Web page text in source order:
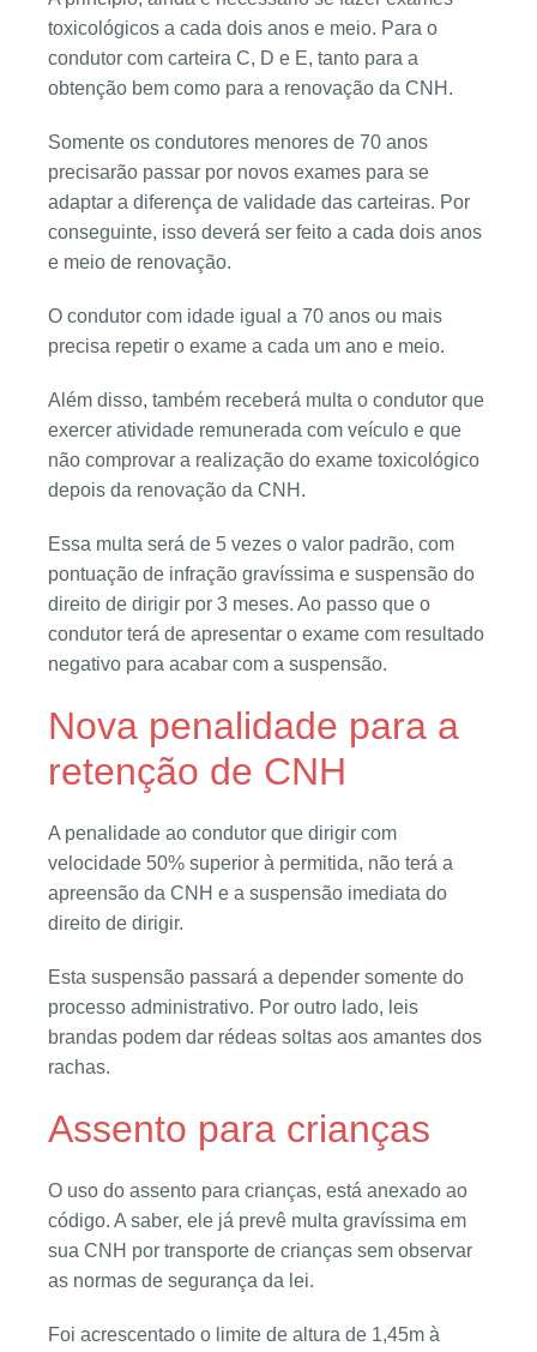
toxicológicos a cada dois anos e meio. Para o
condutor com carteira C, D e E, tanto para a
obtenção bem como para a renovação da CNH.
Somente os condutores menores de 70 anos
precisarão passar por novos exames para se
adaptar a diferença de validade das carteiras. Por
conseguinte, isso deverá ser feito a cada dois anos
e meio de renovação.
O condutor com idade igual a 70 anos ou mais
precisa repetir o exame a cada um ano e meio.
Além disso, também receberá multa o condutor que
exercer atividade remunerada com veículo e que
não comprovar a realização do exame toxicológico
depois da renovação da CNH.
Essa multa será de 5 vezes o valor padrão, com
pontuação de infração gravíssima e suspensão do
direito de dirigir por 3 meses. Ao passo que o
condutor terá de apresentar o exame com resultado
negativo para acabar com a suspensão.
Nova penalidade para a
retenção de CNH
A penalidade ao condutor que dirigir com
velocidade 50% superior à permitida, não terá a
apreensão da CNH e a suspensão imediata do
direito de dirigir.
Esta suspensão passará a depender somente do
processo administrativo. Por outro lado, leis
brandas podem dar rédeas soltas aos amantes dos
rachas.
Assento para crianças
O uso do assento para crianças, está anexado ao
código. A saber, ele já prevê multa gravíssima em
sua CNH por transporte de crianças sem observar
as normas de segurança da lei.
Foi acrescentado o limite de altura de 1,45m à